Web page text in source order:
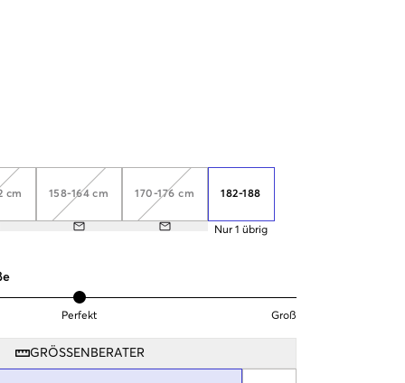
cm 158-164 cm 170-176 cm 182-188
Nur 1 übrig
Perfekt Groß
GRÖSSENBERATER